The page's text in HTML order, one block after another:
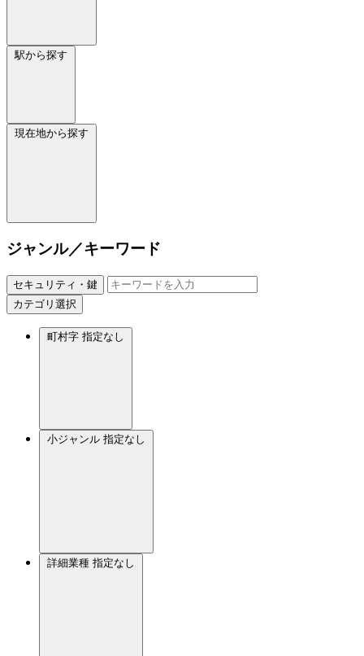
駅から探す
現在地から探す
ジャンル／キーワード
セキュリティ・鍵
カテゴリ選択
町村字 指定なし
小ジャンル 指定なし
詳細業種 指定なし